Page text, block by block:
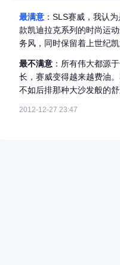
最满意 ：SLS赛威，我认
款凯迪拉克系列的时尚运
务风，同时保留着上世纪
为豪华商务C级轿车，但
威越级式的定位。
最不满意 ：所有伟大都源
长，赛威变得越来越费油
不如后排那种大沙发般的
2012-12-27 23:47